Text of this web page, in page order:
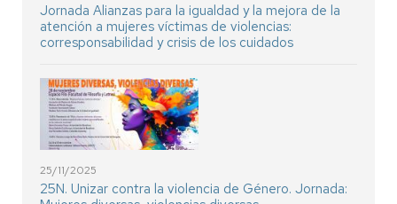
Jornada Alianzas para la igualdad y la mejora de la
atención a mujeres víctimas de violencias:
corresponsabilidad y crisis de los cuidados
25/11/2025
25N. Unizar contra la violencia de Género. Jornada: